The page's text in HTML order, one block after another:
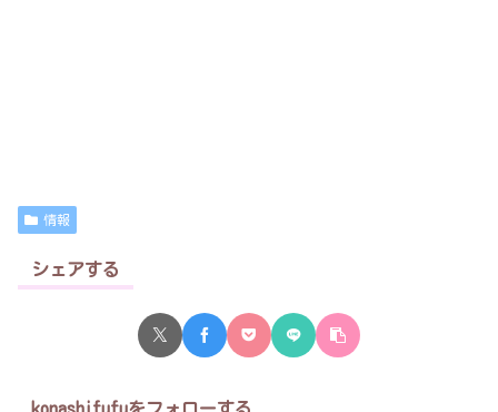
情報
シェアする